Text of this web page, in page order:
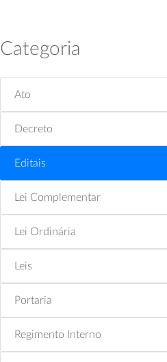
Categoria
Ato
Decreto
Editais
Lei Complementar
Lei Ordinária
Leis
Portaria
Regimento Interno